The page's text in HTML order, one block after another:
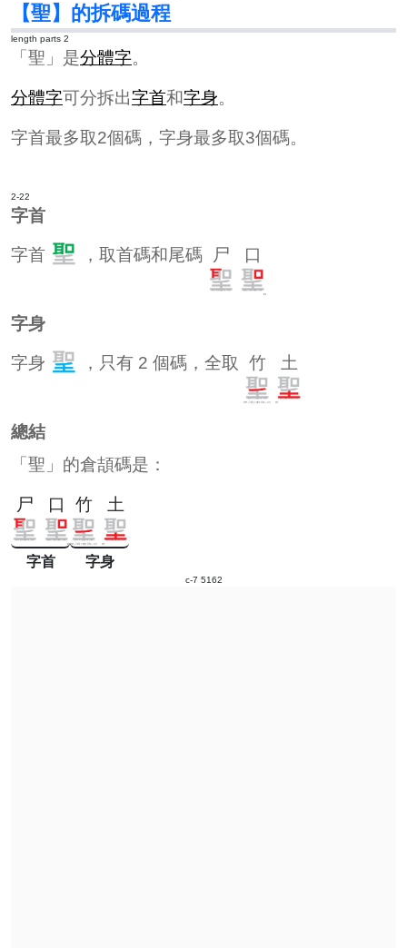
【聖】的拆碼過程
length parts 2
「聖」是分體字。
分體字可分拆出字首和字身。
字首最多取2個碼，字身最多取3個碼。
2-22
字首
字首 ，取首碼和尾碼 尸 口
字身
字身 ，只有 2 個碼，全取 竹 土
總結
「聖」的倉頡碼是：
尸 口
字首
竹 土
字身
c-7 5162